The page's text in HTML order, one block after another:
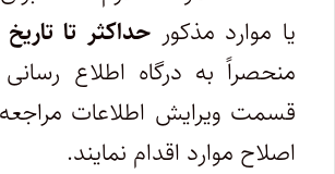
یا موارد مذکور حداکثر تا تاریخ ۱۴۰۱/۰۲/۲۳
منحصراً به درگاه اطلاع
قسمت ویرایش اطلاعات
اصلاح موارد اقدام نمایند.